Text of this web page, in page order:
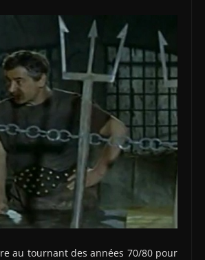
au tournant des années 70/80 pour